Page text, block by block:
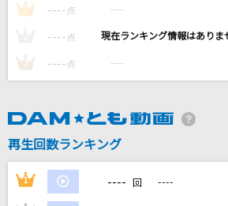
中西保志
和ぬか
中島みゆき
ゲット・アップ・ルーシー
THEE MICHELLE GUN ELEPHANT
1 ---- 点 ----
---- 点 ----
3 ---- 点 ----
再生回数ランキング
1 ---- 回 ----